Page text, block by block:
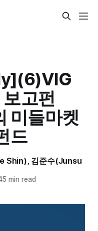
고펀
미들마켓
드
Shin), 김준수(Junsu
min read